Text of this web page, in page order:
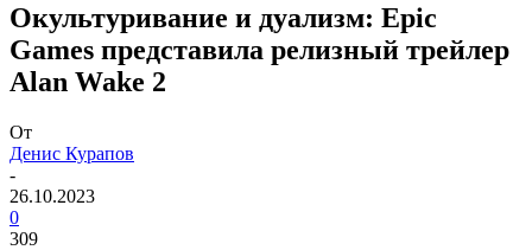
Окультуривание и дуализм: Epic
Games представила релизный трейлер
Alan Wake 2
От
Денис Курапов
-
26.10.2023
0
309